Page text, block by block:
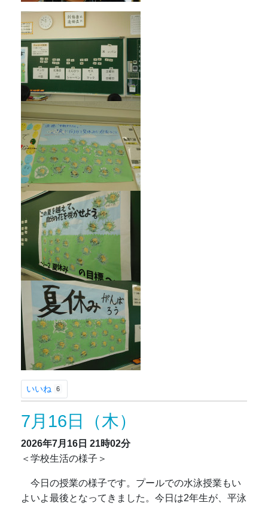
いいね 6
7月16日（木）
2026年7月16日 21時02分
＜学校生活の様子＞
今日の授業の様子です。プールでの水泳授業もい
よいよ最後となってきました。今日は2年生が、平泳